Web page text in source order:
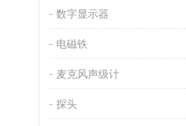
数字显示器
电磁铁
麦克风声级计
探头